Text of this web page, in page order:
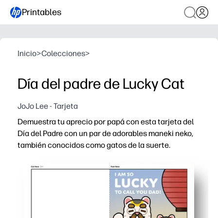
Printables
Inicio>Colecciones>
Día del padre de Lucky Cat
JoJo Lee - Tarjeta
Demuestra tu aprecio por papá con esta tarjeta del
Día del Padre con un par de adorables maneki neko,
también conocidos como gatos de la suerte.